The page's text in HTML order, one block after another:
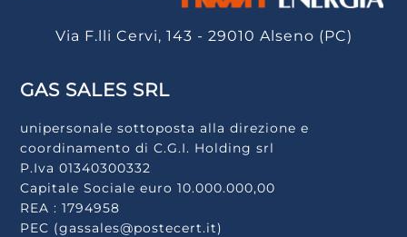
Via F.lli Cervi, 143 - 29010 Alseno (PC)
GAS SALES SRL
unipersonale sottoposta alla direzione e
coordinamento di C.G.I. Holding srl
P.Iva 01340300332
Capitale Sociale euro 10.000.000,00
REA : 1794958
PEC (gassales@postecert.it)